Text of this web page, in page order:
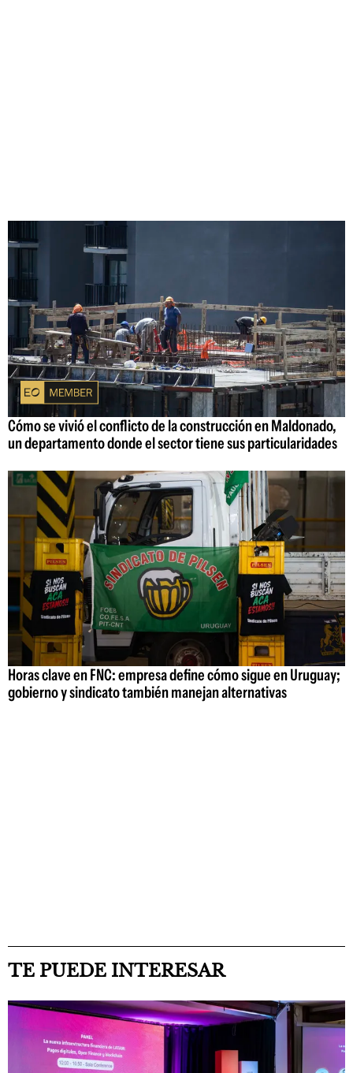
Cómo se vivió el conflicto de la construcción en Maldonado,
un departamento donde el sector tiene sus particularidades
Horas clave en FNC: empresa define cómo sigue en Uruguay;
gobierno y sindicato también manejan alternativas
TE PUEDE INTERESAR